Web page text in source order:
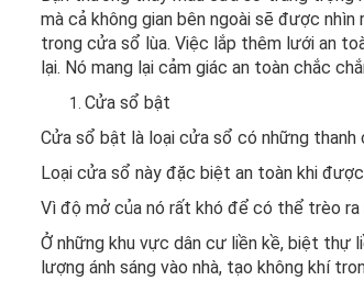
mà cả không gian bên ngoài sẽ được
trong cửa sổ lùa. Việc lắp thêm lưới an
lại. Nó mang lại cảm giác an toàn chắc
Cửa sổ bật
Cửa sổ bật là loại cửa sổ có những
Loại cửa sổ này đặc biệt an toàn khi
Vì độ mở của nó rất khó để có thể trèo
Ở những khu vực dân cư liền kề, biệt thự
lượng ánh sáng vào nhà, tạo không khí